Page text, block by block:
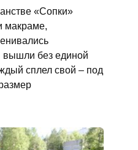
«Сопки»
макраме,
вышли без единой
сплел свой – под